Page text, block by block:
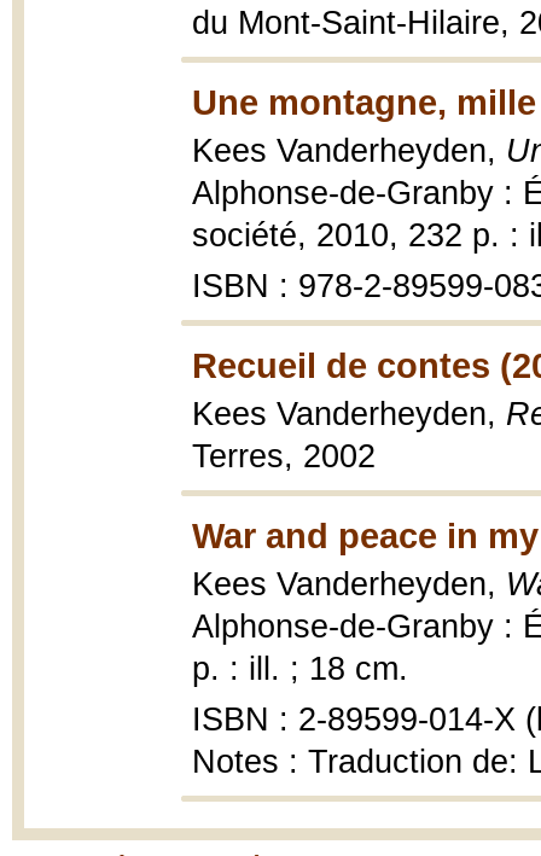
du Mont-Saint-Hilaire,
Une montagne,
Kees Vanderheyden,
Alphonse-de-Granby :
société, 2010, 232 p. :
ISBN : 978-2-89599-
Recueil de contes
Kees Vanderheyden,
Terres, 2002
War and peace in
Kees Vanderheyden,
Alphonse-de-Granby :
p. : ill. ; 18 cm.
ISBN : 2-89599-014-X
Notes : Traduction de: